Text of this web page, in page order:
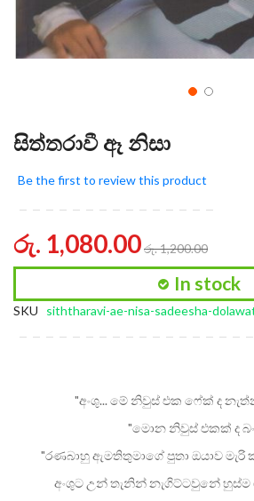
සිත්තරාවී ඈ නිසා
Be the first to review this product
රු. 1,080.00රු. 1,200.00
In stock
SKU siththaravi-ae-nisa-sadeesha-
"අංශු... මේ නිවුස් එක ෆේක් ද
"මොන නිවුස් එකක් ද බං
"රණබාහු ඇමතිතුමාගේ පුතා ඔයාව
අංශුට උන් තැනින් නැගිට්ටවුනේ